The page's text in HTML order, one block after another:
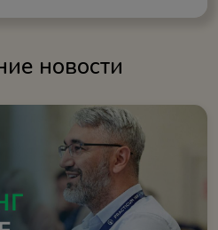
новости